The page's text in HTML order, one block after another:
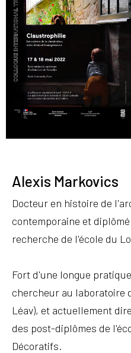
Alexis Markovics
Docteur en histoire de
contemporaine et
recherche de l'école du
Fort d'une longue
chercheur au laboratoire
Léav), et actuellement
des post-diplômes de
Décoratifs.